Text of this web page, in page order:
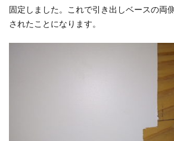
固定しました。これで引き出しベースの両
されたことになります。